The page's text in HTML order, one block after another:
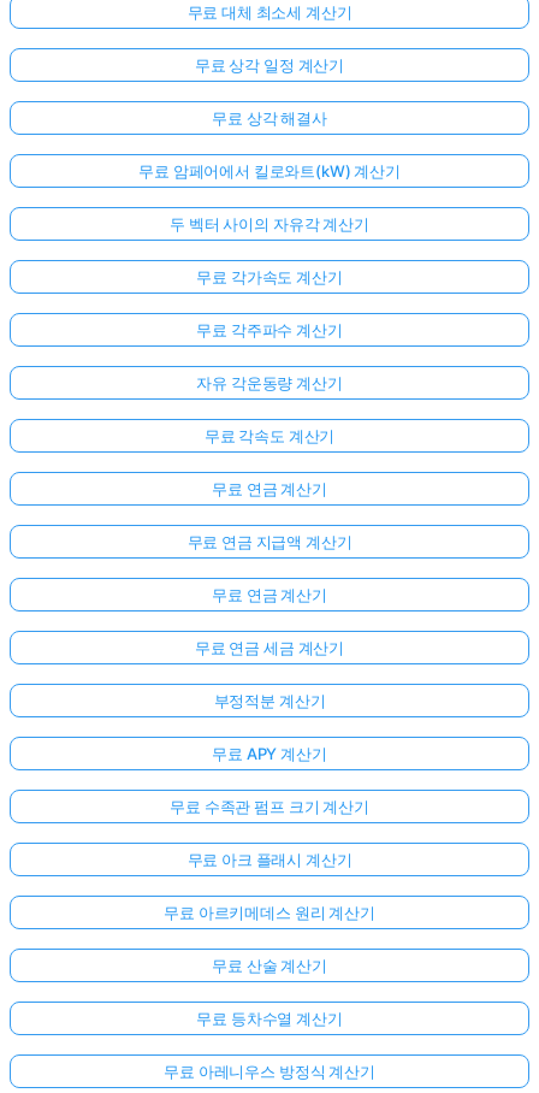
무료 대체 최소세 계산기
무료 상각 일정 계산기
무료 상각 해결사
무료 암페어에서 킬로와트(kW) 계산기
두 벡터 사이의 자유각 계산기
무료 각가속도 계산기
무료 각주파수 계산기
자유 각운동량 계산기
무료 각속도 계산기
무료 연금 계산기
무료 연금 지급액 계산기
무료 연금 계산기
무료 연금 세금 계산기
부정적분 계산기
무료 APY 계산기
무료 수족관 펌프 크기 계산기
무료 아크 플래시 계산기
무료 아르키메데스 원리 계산기
무료 산술 계산기
무료 등차수열 계산기
무료 아레니우스 방정식 계산기